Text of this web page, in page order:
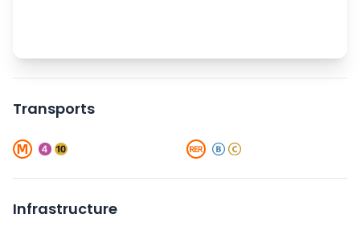
Transports
Infrastructure